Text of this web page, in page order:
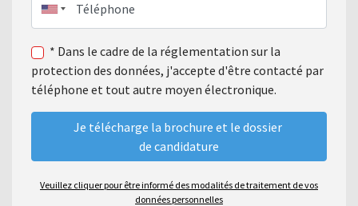
Téléphone
* Dans le cadre de la réglementation sur la
protection des données, j'accepte d'être contacté par
téléphone et tout autre moyen électronique.
Veuillez cliquer pour être informé des modalités de traitement de vos
données personnelles